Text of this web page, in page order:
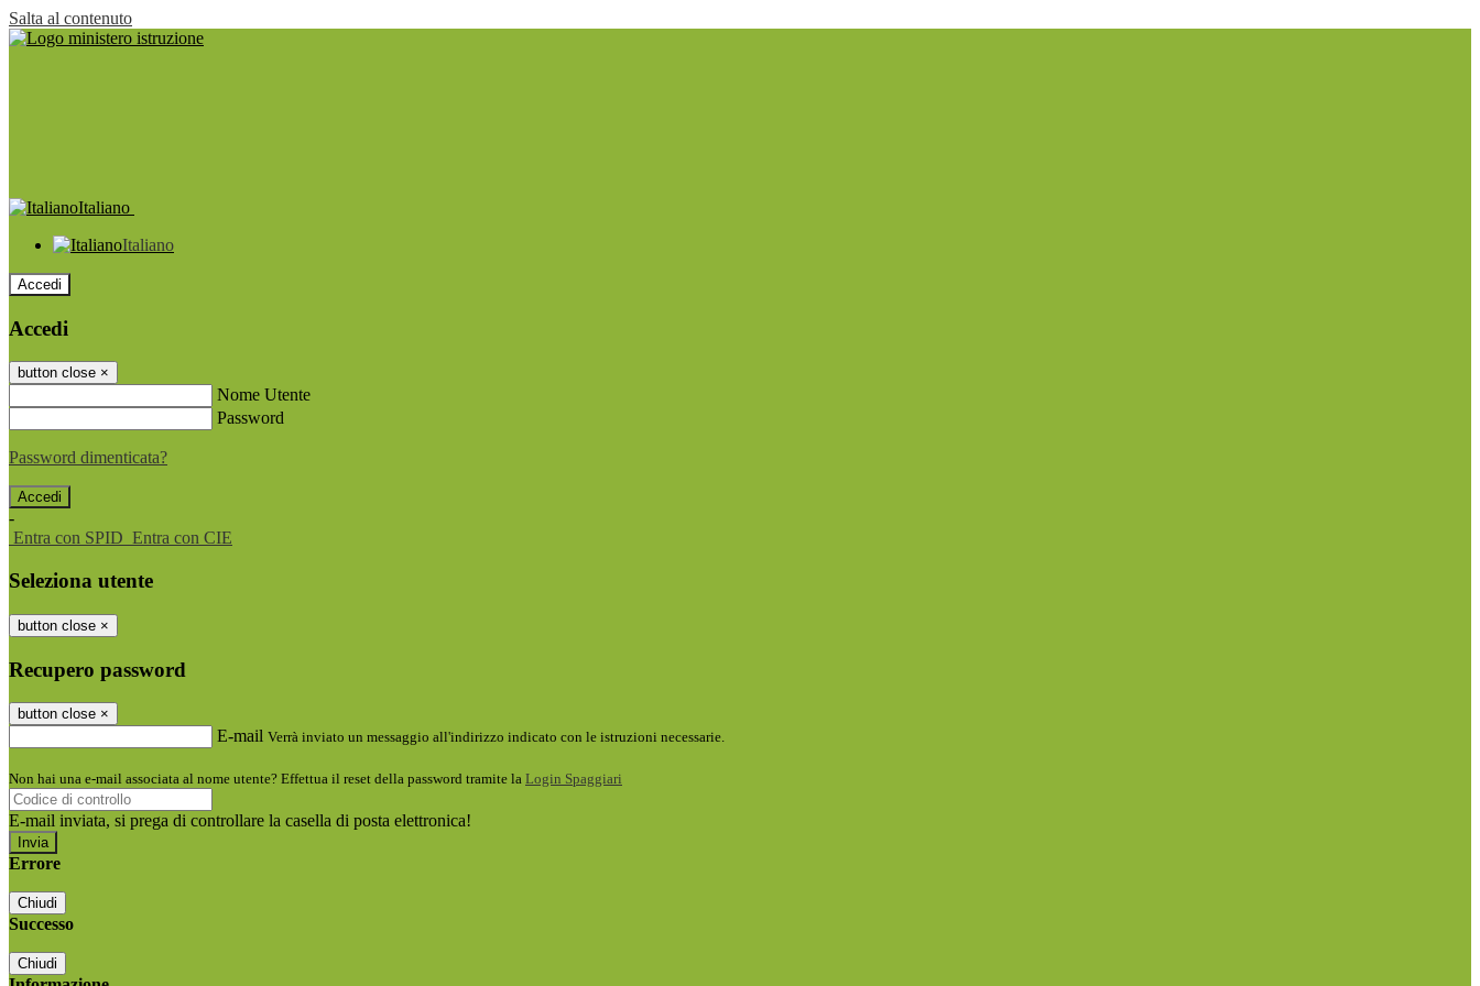
Salta al contenuto
Italiano
Italiano
Accedi
Accedi
button close ×
Nome Utente
Password
Password dimenticata?
-
Entra con SPID Entra con CIE
Seleziona utente
button close ×
Recupero password
button close ×
E-mail Verrà inviato un messaggio all'indirizzo indicato con le istruzioni necessarie.
Non hai una e-mail associata al nome utente? Effettua il reset della password tramite la Login Spaggiari
E-mail inviata, si prega di controllare la casella di posta elettronica!
Errore
Chiudi
Successo
Chiudi